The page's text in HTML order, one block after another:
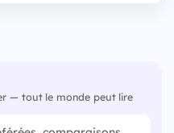
— tout le monde peut lire